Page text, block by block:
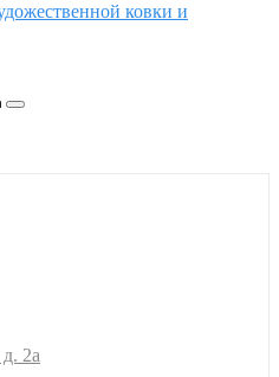
ковки и
2а